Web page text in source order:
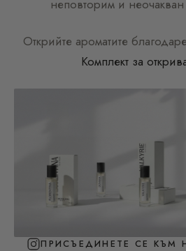
неповторим и неочакван
Открийте ароматите
Комплект за
ПРИСЪЕДИНЕТЕ СЕ КЪМ